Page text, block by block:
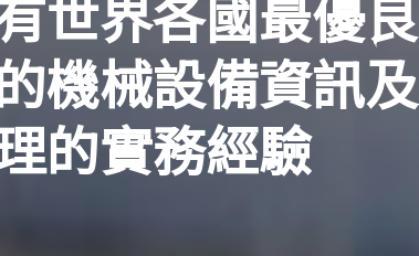
世界各國最優良
機械設備資訊及
的實務經驗